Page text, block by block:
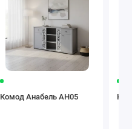
Комод Анабель АН05